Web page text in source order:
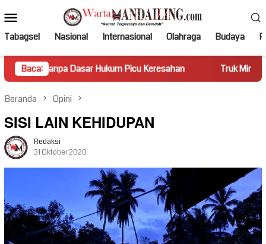
ke
kontenMobile
Tabagsel Nasional Internasional Olahraga Budaya
Baca:
Hukum Picu Keresahan Truk Miring Hambat Arus
Beranda Opini
SISI LAIN KEHIDUPAN
Redaksi
31 Oktober 2020